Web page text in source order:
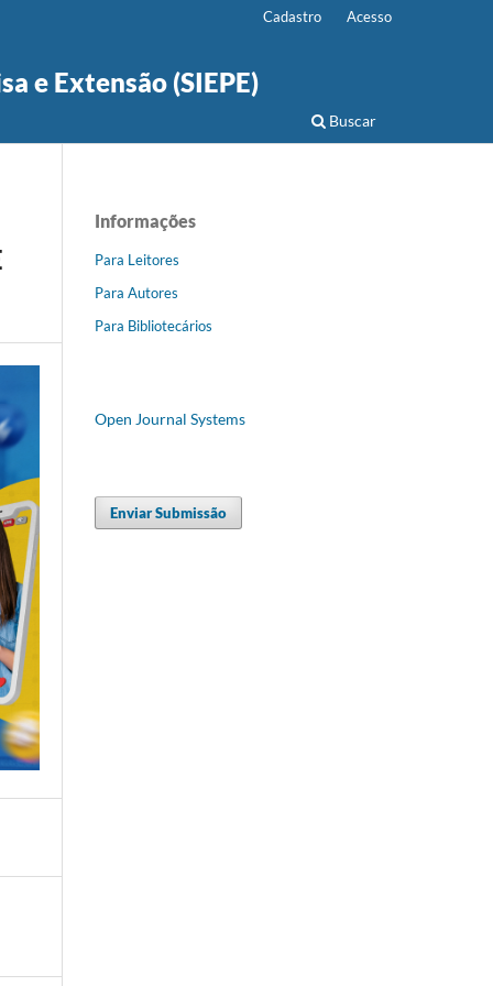
e Extensão (SIEPE)
Buscar
Cadastro Acesso
Informações
Para Leitores
Para Autores
Para Bibliotecários
Open Journal Systems
Enviar Submissão